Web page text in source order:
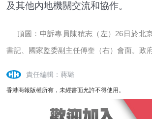
及其他內地機關交流和協作。
頂圖：申訴專員陳積志（左）26日於北
書記、國家監委副主任傅奎（右）會面。政
責任編輯：蔣璐
香港商報版權所有，未經書面允許不得使用。